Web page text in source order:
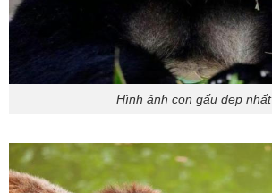
Hình ảnh con gấu đẹp nhất